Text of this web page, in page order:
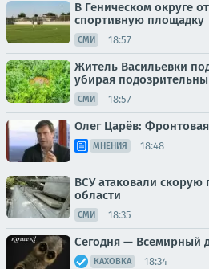
В Геническом округе
спортивную площадку
СМИ 18:57
Житель Васильевки
убирая
СМИ 18:57
Олег Царёв: Фронтовая
МНЕНИЯ 18:48
ВСУ атаковали
области
СМИ 18:35
Сегодня — Всемирный
КАХОВКА 18:34